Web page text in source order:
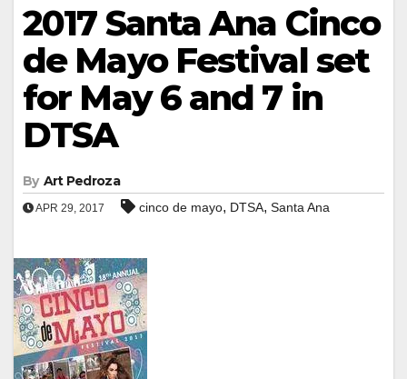
2017 Santa Ana Cinco
de Mayo Festival set
for May 6 and 7 in
DTSA
By Art Pedroza
APR 29, 2017 cinco de mayo, DTSA, Santa Ana